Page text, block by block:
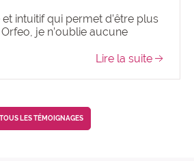
et intuitif qui permet d’être plus
je n’oublie aucune
Lire la suite
TOUS LES TÉMOIGNAGES